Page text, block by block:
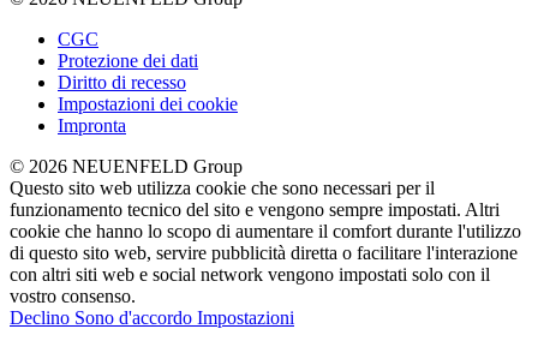
CGC
Protezione dei dati
Diritto di recesso
Impostazioni dei cookie
Impronta
© 2026 NEUENFELD Group
Questo sito web utilizza cookie che sono necessari per il
funzionamento tecnico del sito e vengono sempre impostati. Altri
cookie che hanno lo scopo di aumentare il comfort durante l'utilizzo
di questo sito web, servire pubblicità diretta o facilitare l'interazione
con altri siti web e social network vengono impostati solo con il
vostro consenso.
Declino Sono d'accordo Impostazioni